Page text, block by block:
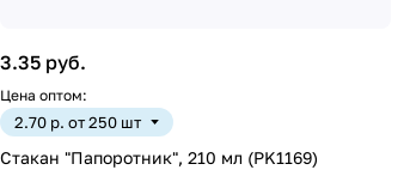
3.35 руб.
Цена оптом:
2.70 р. от 250 шт
Стакан "Папоротник", 210 мл (PK1169)